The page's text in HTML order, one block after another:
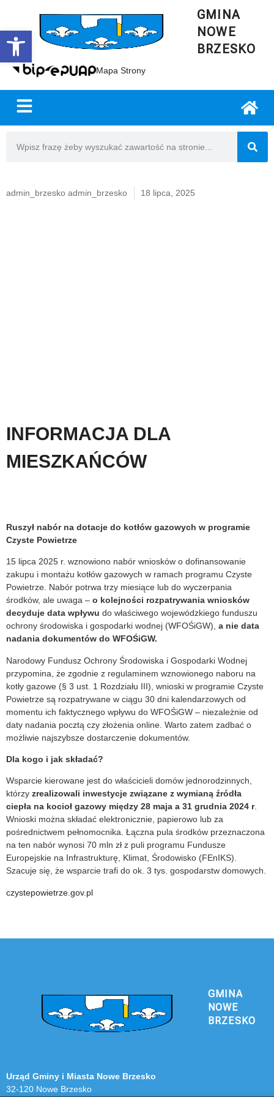
Open toolbar
GMINA
NOWE
BRZESKO
Mapa Strony
admin_brzesko admin_brzesko 18 lipca, 2025
INFORMACJA DLA
MIESZKAŃCÓW
Ruszył nabór na dotacje do kotłów gazowych w programie
Czyste Powietrze
15 lipca 2025 r. wznowiono nabór wniosków o dofinansowanie
zakupu i montażu kotłów gazowych w ramach programu Czyste
Powietrze. Nabór potrwa trzy miesiące lub do wyczerpania
środków, ale uwaga – o kolejności rozpatrywania wniosków
decyduje data wpływu do właściwego wojewódzkiego funduszu
ochrony środowiska i gospodarki wodnej (WFOŚiGW), a nie data
nadania dokumentów do WFOŚiGW.
Narodowy Fundusz Ochrony Środowiska i Gospodarki Wodnej
przypomina, że zgodnie z regulaminem wznowionego naboru na
kotły gazowe (§ 3 ust. 1 Rozdziału III), wnioski w programie Czyste
Powietrze są rozpatrywane w ciągu 30 dni kalendarzowych od
momentu ich faktycznego wpływu do WFOŚiGW – niezależnie od
daty nadania pocztą czy złożenia online. Warto zatem zadbać o
możliwie najszybsze dostarczenie dokumentów.
Dla kogo i jak składać?
Wsparcie kierowane jest do właścicieli domów jednorodzinnych,
którzy zrealizowali inwestycje związane z wymianą źródła
ciepła na kocioł gazowy między 28 maja a 31 grudnia 2024 r.
Wnioski można składać elektronicznie, papierowo lub za
pośrednictwem pełnomocnika. Łączna pula środków przeznaczona
na ten nabór wynosi 70 mln zł z puli programu Fundusze
Europejskie na Infrastrukturę, Klimat, Środowisko (FEnIKS).
Szacuje się, że wsparcie trafi do ok. 3 tys. gospodarstw domowych.
czystepowietrze.gov.pl
GMINA
NOWE
BRZESKO
Urząd Gminy i Miasta Nowe Brzesko
32-120 Nowe Brzesko